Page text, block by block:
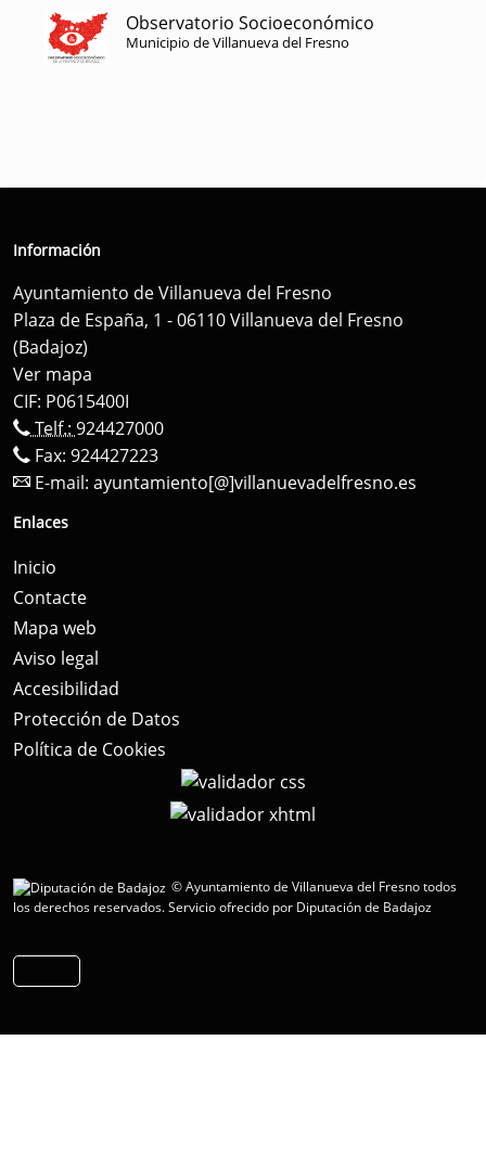
Observatorio Socioeconómico
Municipio de Villanueva del Fresno
Información
Ayuntamiento de Villanueva del Fresno
Plaza de España, 1 - 06110 Villanueva del Fresno
(Badajoz)
Ver mapa
CIF: P0615400I
Telf.: 924427000
Fax: 924427223
E-mail: ayuntamiento[@]villanuevadelfresno.es
Enlaces
Inicio
Contacte
Mapa web
Aviso legal
Accesibilidad
Protección de Datos
Política de Cookies
© Ayuntamiento de Villanueva del Fresno todos
los derechos reservados.Servicio ofrecido por Diputación de Badajoz